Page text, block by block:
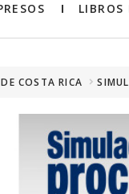
LIBROS
COSTA RICA